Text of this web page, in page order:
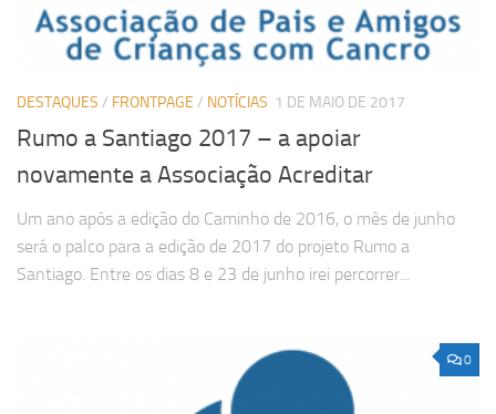
DESTAQUES / FRONTPAGE / NOTÍCIAS 1 DE MAIO DE 2017
Rumo a Santiago 2017 – a apoiar
novamente a Associação Acreditar
Um ano após a edição do Caminho de 2016, o mês de junho
será o palco para a edição de 2017 do projeto Rumo a
Santiago. Entre os dias 8 e 23 de junho irei percorrer...
0